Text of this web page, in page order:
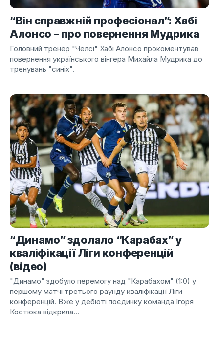
“Він справжній професіонал”: Хабі
Алонсо – про повернення Мудрика
Головний тренер "Челсі" Хабі Алонсо прокоментував
повернення українського вінгера Михайла Мудрика до
тренувань "синіх".
“Динамо” здолало “Карабах” у
кваліфікації Ліги конференцій
(відео)
"Динамо" здобуло перемогу над "Карабахом" (1:0) у
першому матчі третього раунду кваліфікації Ліги
конференцій. Вже у дебюті поєдинку команда Ігоря
Костюка відкрила...